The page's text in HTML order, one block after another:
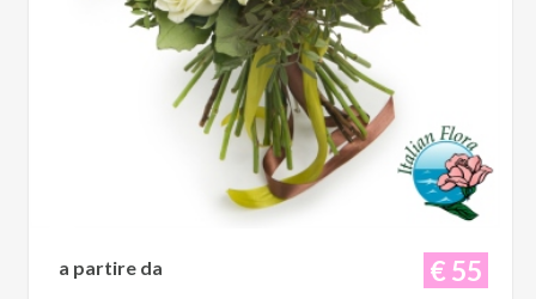
€ 55
a partire da